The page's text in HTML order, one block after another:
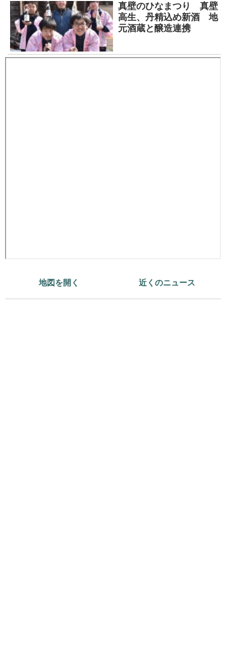
真壁のひなまつり 真壁
高生、丹精込め新酒 地
元酒蔵と醸造連携
地図を開く 近くのニュース